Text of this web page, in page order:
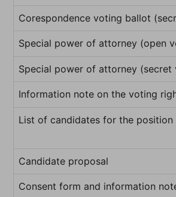
Corespondence voting ballot
Special power of attorney (open
Special power of attorney (secret
Information note on the voting
List of candidates for the
Candidate proposal
Consent form and information